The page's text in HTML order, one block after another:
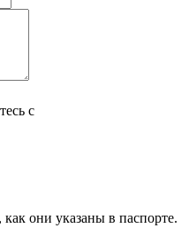
с
они указаны в паспорте.